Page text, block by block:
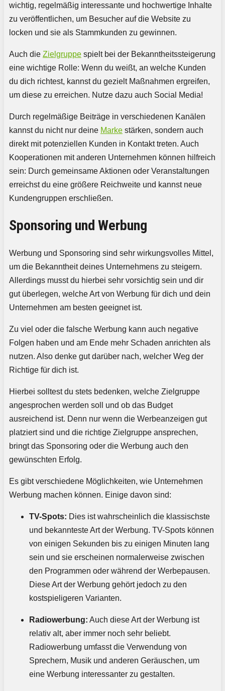
wichtig, regelmäßig interessante und hochwertige Inhalte
zu veröffentlichen, um Besucher auf die Website zu
locken und sie als Stammkunden zu gewinnen.
Auch die Zielgruppe spielt bei der Bekanntheitssteigerung
eine wichtige Rolle: Wenn du weißt, an welche Kunden
du dich richtest, kannst du gezielt Maßnahmen ergreifen,
um diese zu erreichen. Nutze dazu auch Social Media!
Durch regelmäßige Beiträge in verschiedenen Kanälen
kannst du nicht nur deine Marke stärken, sondern auch
direkt mit potenziellen Kunden in Kontakt treten. Auch
Kooperationen mit anderen Unternehmen können hilfreich
sein: Durch gemeinsame Aktionen oder Veranstaltungen
erreichst du eine größere Reichweite und kannst neue
Kundengruppen erschließen.
Sponsoring und Werbung
Werbung und Sponsoring sind sehr wirkungsvolles Mittel,
um die Bekanntheit deines Unternehmens zu steigern.
Allerdings musst du hierbei sehr vorsichtig sein und dir
gut überlegen, welche Art von Werbung für dich und dein
Unternehmen am besten geeignet ist.
Zu viel oder die falsche Werbung kann auch negative
Folgen haben und am Ende mehr Schaden anrichten als
nutzen. Also denke gut darüber nach, welcher Weg der
Richtige für dich ist.
Hierbei solltest du stets bedenken, welche Zielgruppe
angesprochen werden soll und ob das Budget
ausreichend ist. Denn nur wenn die Werbeanzeigen gut
platziert sind und die richtige Zielgruppe ansprechen,
bringt das Sponsoring oder die Werbung auch den
gewünschten Erfolg.
Es gibt verschiedene Möglichkeiten, wie Unternehmen
Werbung machen können. Einige davon sind:
TV-Spots: Dies ist wahrscheinlich die klassischste
und bekannteste Art der Werbung. TV-Spots können
von einigen Sekunden bis zu einigen Minuten lang
sein und sie erscheinen normalerweise zwischen
den Programmen oder während der Werbepausen.
Diese Art der Werbung gehört jedoch zu den
kostspieligeren Varianten.
Radiowerbung: Auch diese Art der Werbung ist
relativ alt, aber immer noch sehr beliebt.
Radiowerbung umfasst die Verwendung von
Sprechern, Musik und anderen Geräuschen, um
eine Werbung interessanter zu gestalten.